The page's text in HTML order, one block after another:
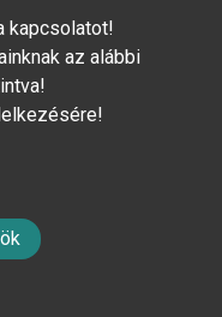
kapcsolatot!
az alábbi